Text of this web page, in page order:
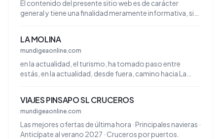
El contenido del presente sitio web es de carácter
general y tiene una finalidad meramente informativa, sin
LA MOLINA
mundigeaonline.com
en la actualidad, el turismo, ha tomado paso entre
estás, en la actualidad, desde fuera, camino hacia La
VIAJES PINSAPO SL CRUCEROS
mundigeaonline.com
Las mejores ofertas de última hora · Principales navieras ·
Anticípate al verano 2027 · Cruceros por puertos.